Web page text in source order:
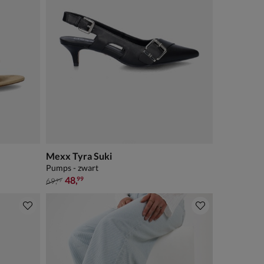
Mexx Tyra Suki
Pumps - zwart
van € 69,99 voor € 48,99
69,99 48,99